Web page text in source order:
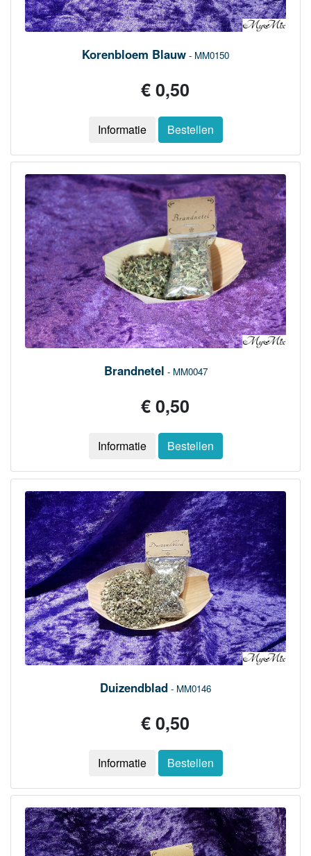
Korenbloem Blauw - MM0150
€ 0,50
Informatie Bestellen
Brandnetel - MM0047
€ 0,50
Informatie Bestellen
Duizendblad - MM0146
€ 0,50
Informatie Bestellen